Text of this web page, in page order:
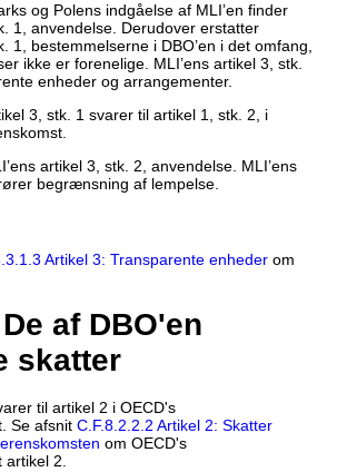
og Polens indgåelse af MLI’en finder
1, anvendelse. Derudover erstatter
1, bestemmelserne i DBO’en i det omfang,
ikke er forenelige. MLI’ens artikel 3, stk.
enheder og arrangementer.
3, stk. 1 svarer til artikel 1, stk. 2, i
artikel 3, stk. 2, anvendelse. MLI’ens
begrænsning af lempelse.
Artikel 3: Transparente enhederom
af DBO'en
skatter
til artikel 2 i OECD's
Se afsnit C.F.8.2.2.2 Artikel 2: Skatter
om OECD's
artikel 2.